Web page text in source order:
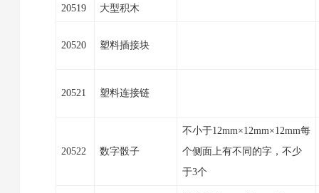
20519 大型积木
20520 塑料插接块
20521 塑料连接链
20522 数字骰子
不小于12mm×12mm×12mm每
个侧面上有不同的字，不少
于3个